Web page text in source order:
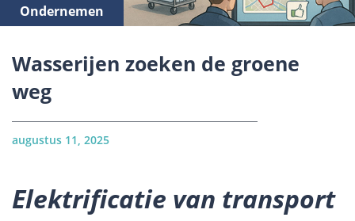
Ondernemen
Wasserijen zoeken de groene
weg
augustus 11, 2025
Elektrificatie van transport